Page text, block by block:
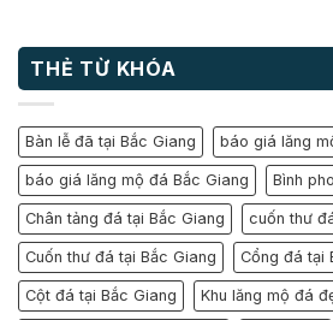
THẺ TỪ KHÓA
Bàn lễ đã tại Bắc Giang báo giá lăng
báo giá lăng mộ đá Bắc Giang Bình
Chân tảng đá tại Bắc Giang cuốn thư
Cuốn thư đá tại Bắc Giang Cổng đá tại
Cột đá tại Bắc Giang Khu lăng mộ đá